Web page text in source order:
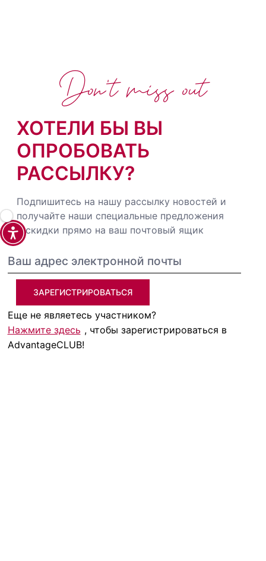
ХОТЕЛИ БЫ ВЫ
ОПРОБОВАТЬ
РАССЫЛКУ?
Подпишитесь на нашу рассылку новостей и
получайте наши специальные предложения
и скидки прямо на ваш почтовый ящик
ЗАРЕГИСТРИРОВАТЬСЯ
Еще не являетесь участником?
Нажмите здесь , чтобы зарегистрироваться в
AdvantageCLUB!
Don't miss out